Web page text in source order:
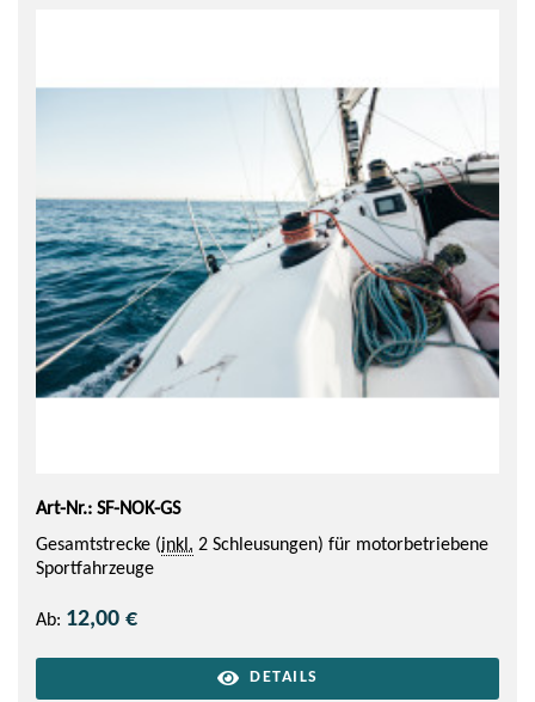
Art-Nr.: SF-NOK-GS
Gesamtstrecke (inkl. 2 Schleusungen) für motorbetriebene
Sportfahrzeuge
Ab: 12,00 €
DETAILS